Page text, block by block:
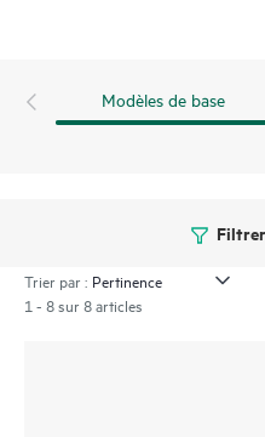
Aruba Networking Central.
garantie limitée à vie.
Modèles de base
Trier par :
1 - 8 sur 8 articles